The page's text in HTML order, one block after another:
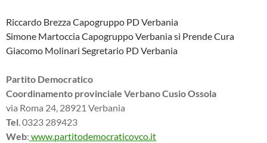
Riccardo Brezza Capogruppo PD Verbania
Simone Martoccia Capogruppo Verbania si Prende Cura
Giacomo Molinari Segretario PD Verbania
Partito Democratico
Coordinamento provinciale Verbano Cusio Ossola
via Roma 24, 28921 Verbania
Tel. 0323 289423
Web: www.partitodemocraticovco.it